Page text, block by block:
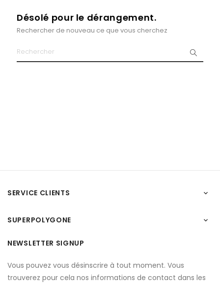
Désolé pour le dérangement.
Rechercher de nouveau ce que vous cherchez
SERVICE CLIENTS 
SUPERPOLYGONE 
NEWSLETTER SIGNUP
Vous pouvez vous désinscrire à tout moment. Vous
trouverez pour cela nos informations de contact dans les